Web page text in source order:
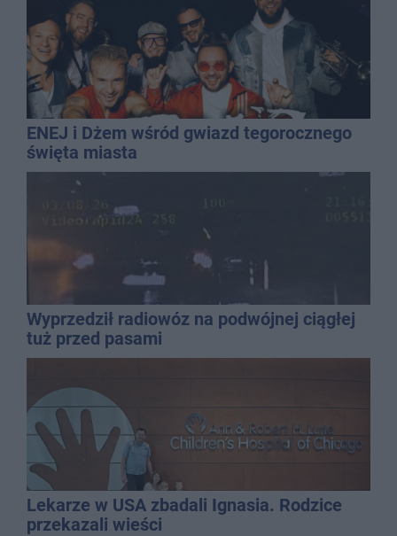
ENEJ i Dżem wśród gwiazd tegorocznego
święta miasta
Wyprzedził radiowóz na podwójnej ciągłej
tuż przed pasami
Lekarze w USA zbadali Ignasia. Rodzice
przekazali wieści